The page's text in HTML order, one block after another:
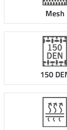
Mesh
150